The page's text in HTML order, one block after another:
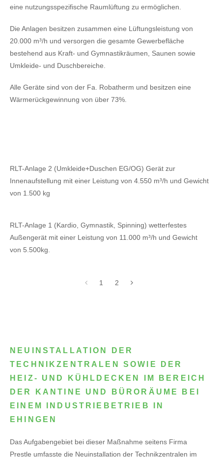
eine nutzungsspezifische Raumlüftung zu ermöglichen.
Die Anlagen besitzen zusammen eine Lüftungsleistung von
20.000 m³/h und versorgen die gesamte Gewerbefläche
bestehend aus Kraft- und Gymnastikräumen, Saunen sowie
Umkleide- und Duschbereiche.
Alle Geräte sind von der Fa. Robatherm und besitzen eine
Wärmerückgewinnung von über 73%.
RLT-Anlage 2 (Umkleide+Duschen EG/OG) Gerät zur
Innenaufstellung mit einer Leistung von 4.550 m³/h und Gewicht
von 1.500 kg
RLT-Anlage 1 (Kardio, Gymnastik, Spinning) wetterfestes
Außengerät mit einer Leistung von 11.000 m³/h und Gewicht
von 5.500kg.
1 2
NEUINSTALLATION DER
TECHNIKZENTRALEN SOWIE DER
HEIZ- UND KÜHLDECKEN IM BEREICH
DER KANTINE UND BÜRORÄUME BEI
EINEM INDUSTRIEBETRIEB IN
EHINGEN
Das Aufgabengebiet bei dieser Maßnahme seitens Firma
Prestle umfasste die Neuinstallation der Technikzentralen im